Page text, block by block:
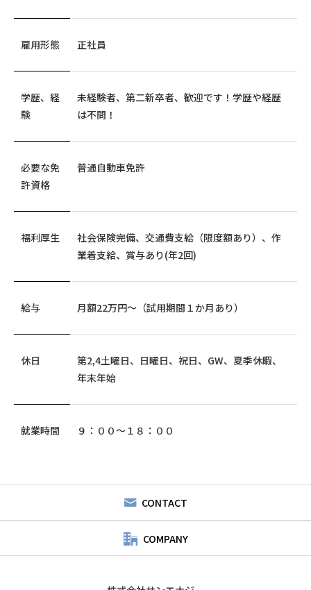
雇用形態 正社員
学歴、経
験
未経験者、第二新卒者、歓迎です！学歴や経歴
は不問！
必要な免
許資格
普通自動車免許
福利厚生
社会保険完備、交通費支給（限度額あり）、作
業着支給、賞与あり(年2回)
給与 月額22万円～（試用期間１か月あり）
休日
第2,4土曜日、日曜日、祝日、GW、夏季休暇、
年末年始
就業時間 ９：００～１８：００
CONTACT
COMPANY